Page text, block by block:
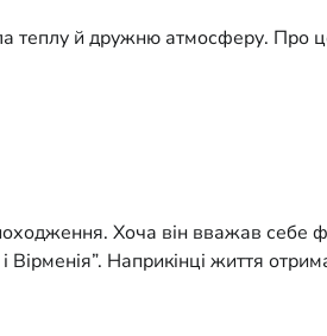
теплу й дружню атмосферу. Про
Хоча він вважав себе
Наприкінці життя